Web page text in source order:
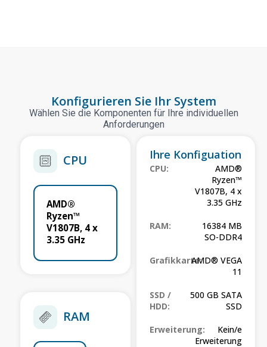
Konfigurieren Sie Ihr System
Wählen Sie die Komponenten für Ihre individuellen
Anforderungen
CPU
AMD®
Ryzen™
V1807B, 4 x
3.35 GHz
RAM
Ihre Konfiguation
CPU:
AMD®
Ryzen™
V1807B, 4 x
3.35 GHz
RAM:
16384 MB
SO-DDR4
Grafikkarte:AMD® VEGA
11
SSD /
HDD:
500 GB SATA
SSD
Erweiterung:
Kein/e
Erweiterung